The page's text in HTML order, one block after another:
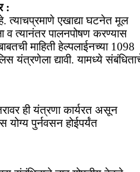
:
त्याचप्रमाणे एखाद्या घटनेत मूल
व त्यानंतर पालनपोषण करण्यास
माहिती हेल्पलाईनच्या 1098
यंत्रणेला द्यावी. यामध्ये
ही यंत्रणा कार्यरत असून
योग्य पुर्नवसन होईपर्यंत